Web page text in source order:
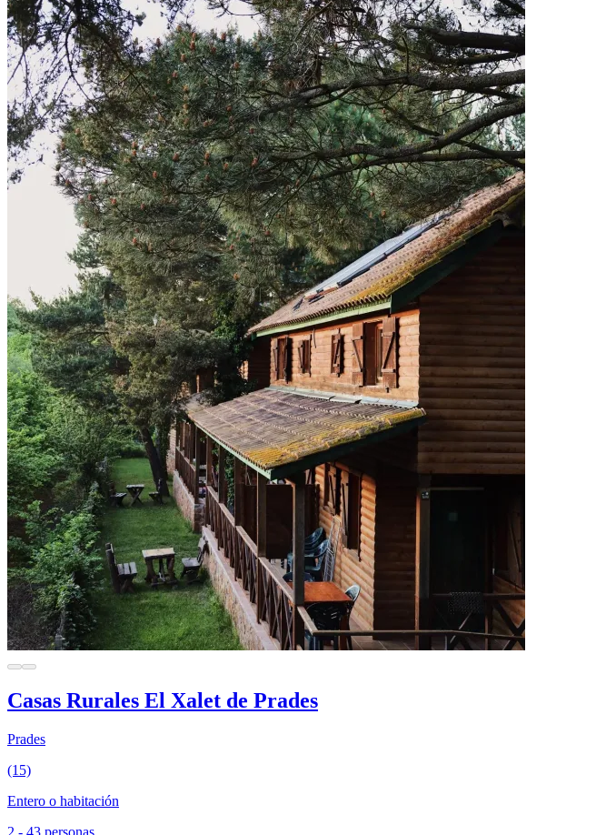
Casas Rurales El Xalet de Prades
Prades
(15)
Entero o habitación
2 - 43 personas